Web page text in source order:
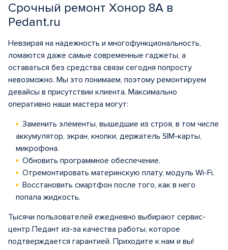
Срочный ремонт Хонор 8А в
Pedant.ru
Невзирая на надежность и многофункциональность,
ломаются даже самые современные гаджеты, а
оставаться без средства связи сегодня попросту
невозможно. Мы это понимаем, поэтому ремонтируем
девайсы в присутствии клиента. Максимально
оперативно наши мастера могут:
Заменить элементы, вышедшие из строя, в том числе
аккумулятор, экран, кнопки, держатель SIM-карты,
микрофона.
Обновить программное обеспечение.
Отремонтировать материнскую плату, модуль Wi-Fi.
Восстановить смартфон после того, как в него
попала жидкость.
Тысячи пользователей ежедневно выбирают сервис-
центр Педант из-за качества работы, которое
подтверждается гарантией. Приходите к нам и вы!